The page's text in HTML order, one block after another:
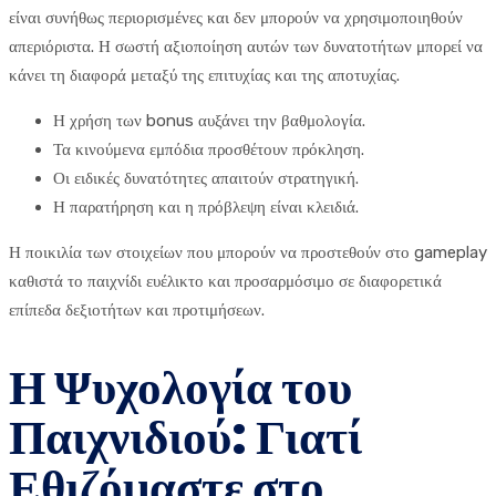
είναι συνήθως περιορισμένες και δεν μπορούν να χρησιμοποιηθούν
απεριόριστα. Η σωστή αξιοποίηση αυτών των δυνατοτήτων μπορεί να
κάνει τη διαφορά μεταξύ της επιτυχίας και της αποτυχίας.
Η χρήση των bonus αυξάνει την βαθμολογία.
Τα κινούμενα εμπόδια προσθέτουν πρόκληση.
Οι ειδικές δυνατότητες απαιτούν στρατηγική.
Η παρατήρηση και η πρόβλεψη είναι κλειδιά.
Η ποικιλία των στοιχείων που μπορούν να προστεθούν στο gameplay
καθιστά το παιχνίδι ευέλικτο και προσαρμόσιμο σε διαφορετικά
επίπεδα δεξιοτήτων και προτιμήσεων.
Η Ψυχολογία του
Παιχνιδιού: Γιατί